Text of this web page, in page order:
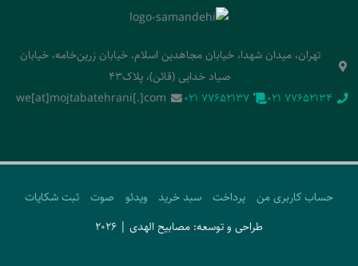
تهران، میدان شهدا، خیابان مجاهدین اسلام، خیابان زرین‌خامه، خیابان
صیاد خدایی (قائن)، پلاک43
‭021 77652134‬
‭021 77652137‬
we[at]mojtabatehrani[.]com
حساب کاربری من پرداخت سبد خرید ویدئو صوت
ثبت شکایات
طراحی و توسعه: مصابیح الهدی | 2026